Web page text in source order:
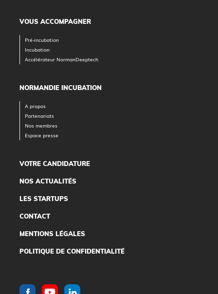
VOUS ACCOMPAGNER
Pré-incubation
Incubation
Accélérateur NormanDeeptech
NORMANDIE INCUBATION
A propos
Partenariats
Nos membres
Espace presse
VOTRE CANDIDATURE
NOS ACTUALITÉS
LES STARTUPS
CONTACT
MENTIONS LÉGALES
POLITIQUE DE CONFIDENTIALITÉ